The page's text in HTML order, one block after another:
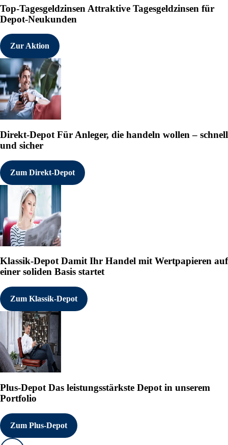
Top-Tagesgeldzinsen Attraktive Tagesgeldzinsen für
Depot-Neukunden
Zur Aktion
Direkt-Depot Für Anleger, die handeln wollen – schnell
und sicher
Zum Direkt-Depot
Klassik-DepotDamit Ihr Handel mit Wertpapieren auf
einer soliden Basis startet
Zum Klassik-Depot
Plus-Depot Das leistungsstärkste Depot in unserem
Portfolio
Zum Plus-Depot